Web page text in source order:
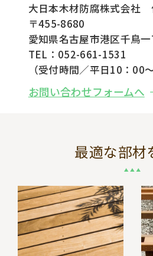
大日本木材防腐株式会社
〒455-8680
愛知県名古屋市港区千鳥
TEL：052-661-1531
（受付時間／平日10：00
お問い合わせフォームへ
最適な部材